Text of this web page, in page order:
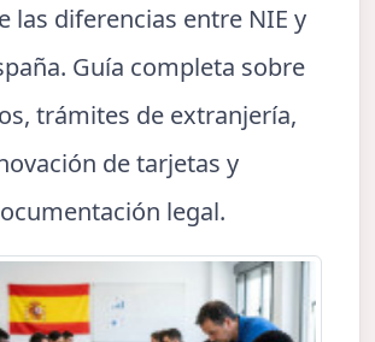
las diferencias entre NIE y
Guía completa sobre
trámites de extranjería,
de tarjetas y
legal.